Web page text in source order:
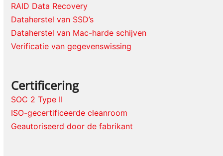
RAID Data Recovery
Dataherstel van SSD’s
Dataherstel van Mac-harde schijven
Verificatie van gegevenswissing
Certificering
SOC 2 Type II
ISO-gecertificeerde cleanroom
Geautoriseerd door de fabrikant